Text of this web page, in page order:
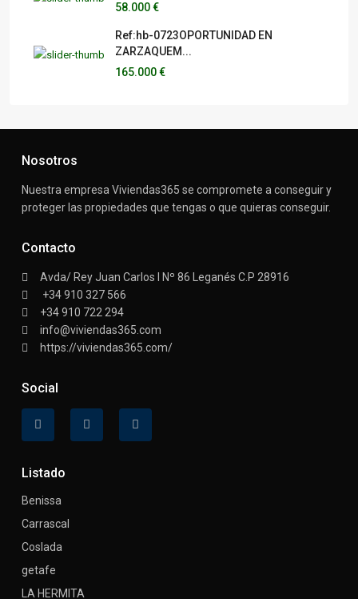
58.000 €
Ref:hb-0723OPORTUNIDAD EN
ZARZAQUEM...
165.000 €
Nosotros
Nuestra empresa Viviendas365 se compromete a conseguir y
proteger las propiedades que tengas o que quieras conseguir.
Contacto
Avda/ Rey Juan Carlos I Nº 86 Leganés C.P 28916
+34 910 327 566
+34 910 722 294
info@viviendas365.com
https://viviendas365.com/
Social
Listado
Benissa
Carrascal
Coslada
getafe
LA HERMITA